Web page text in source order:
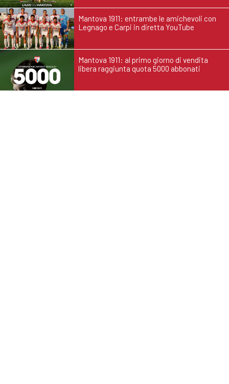
Mantova 1911: entrambe le amichevoli con
Legnago e Carpi in diretta YouTube
Mantova 1911: al primo giorno di vendita
libera raggiunta quota 5000 abbonati